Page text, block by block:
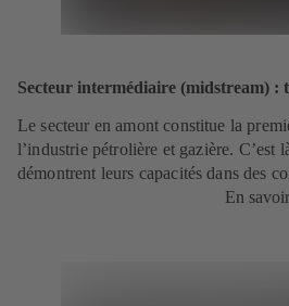
Secteur intermédiaire (midstream) :
Le secteur en amont constitue la
l’industrie pétrolière et gazière. C’est
démontrent leurs capacités dans des
En